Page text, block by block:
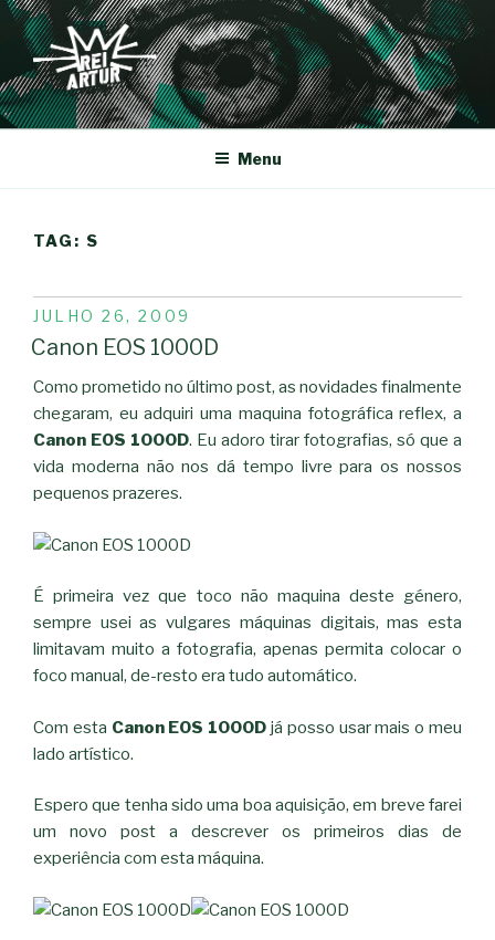
Saltar
para
conteúdo
REI-ARTUR
Menu
TAG: S
PUBLICADO
EM
JULHO 26, 2009
Canon EOS 1000D
Como prometido no último post, as novidades finalmente
chegaram, eu adquiri uma maquina fotográfica reflex, a
Canon EOS 1000D. Eu adoro tirar fotografias, só que a
vida moderna não nos dá tempo livre para os nossos
pequenos prazeres.
É primeira vez que toco não maquina deste género,
sempre usei as vulgares máquinas digitais, mas esta
limitavam muito a fotografia, apenas permita colocar o
foco manual, de-resto era tudo automático.
Com esta Canon EOS 1000D já posso usar mais o meu
lado artístico.
Espero que tenha sido uma boa aquisição, em breve farei
um novo post a descrever os primeiros dias de
experiência com esta máquina.